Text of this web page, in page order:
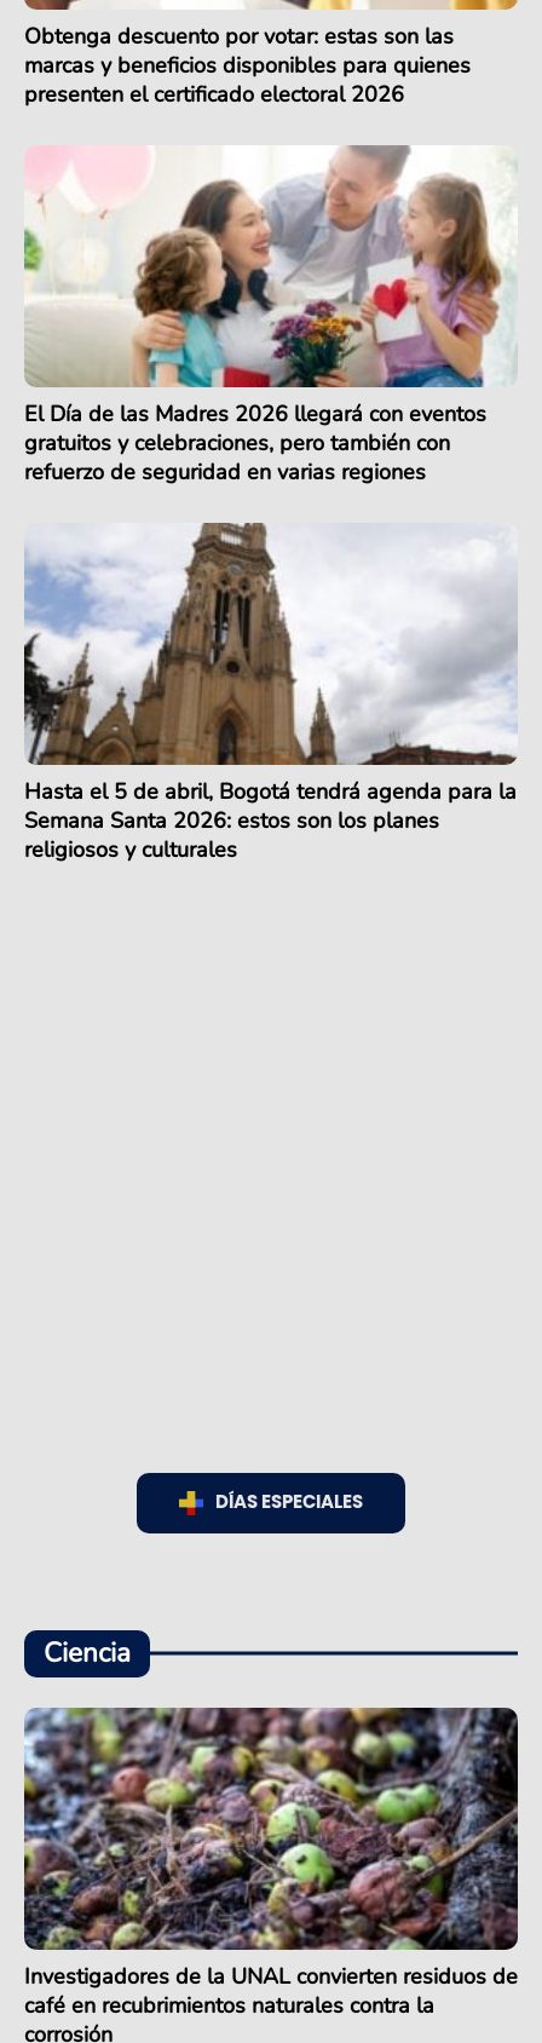
Obtenga descuento por votar: estas son las
marcas y beneficios disponibles para quienes
presenten el certificado electoral 2026
El Día de las Madres 2026 llegará con eventos
gratuitos y celebraciones, pero también con
refuerzo de seguridad en varias regiones
Hasta el 5 de abril, Bogotá tendrá agenda para la
Semana Santa 2026: estos son los planes
religiosos y culturales
DÍAS ESPECIALES
Ciencia
Investigadores de la UNAL convierten residuos de
café en recubrimientos naturales contra la
corrosión